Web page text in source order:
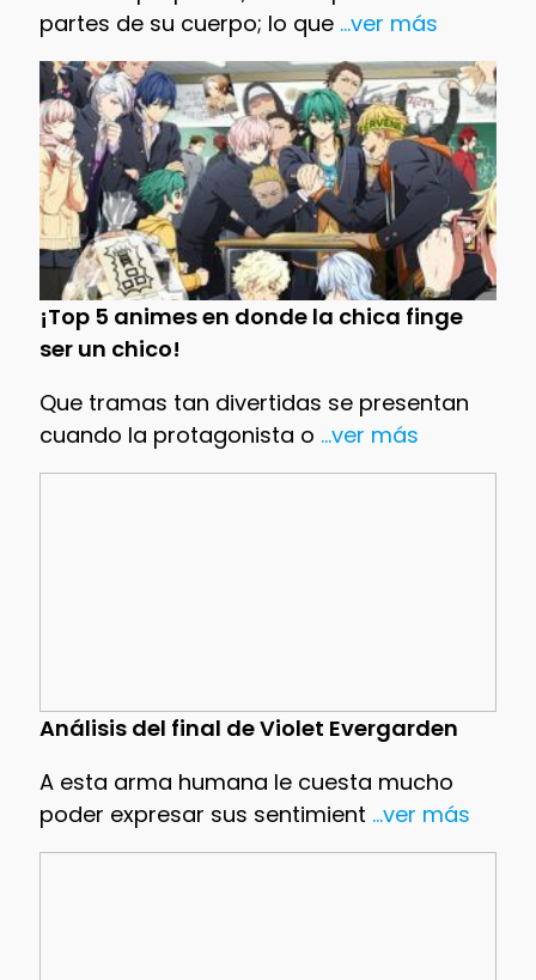
partes de su cuerpo; lo que...ver más
¡Top 5 animes en donde la chica finge
ser un chico!
Que tramas tan divertidas se presentan
cuando la protagonista o ...ver más
Análisis del final de Violet Evergarden
A esta arma humana le cuesta mucho
poder expresar sus sentimient ...ver más